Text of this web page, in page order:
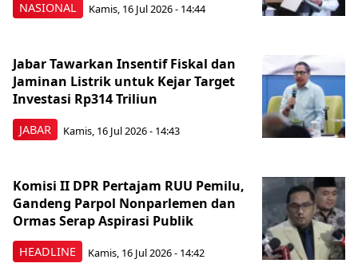
NASIONAL Kamis, 16 Jul 2026 - 14:44
JABAR
Jabar Tawarkan Insentif Fiskal dan
Jaminan Listrik untuk Kejar Target
Investasi Rp314 Triliun
Kamis, 16 Jul 2026 - 14:43
HEADLINE
Komisi II DPR Pertajam RUU Pemilu,
Gandeng Parpol Nonparlemen dan
Ormas Serap Aspirasi Publik
Kamis, 16 Jul 2026 - 14:42